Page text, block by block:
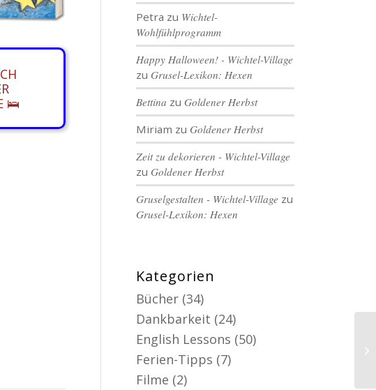
🛌
Petra zu Wichtel-
Wohlfühlprogramm
Happy Halloween! - Wichtel-Village
zuGrusel-Lexikon: Hexen
Bettina zuGoldener Herbst
Miriam zuGoldener Herbst
Zeit zu dekorieren - Wichtel-Village
zuGoldener Herbst
Gruselgestalten - Wichtel-Village zu
Grusel-Lexikon: Hexen
Kategorien
Bücher (34)
Dankbarkeit (24)
English Lessons (50)
Ferien-Tipps (7)
Filme (2)